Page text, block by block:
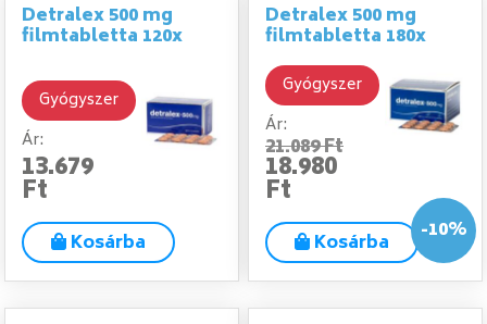
Detralex 500 mg
filmtabletta 120x
Gyógyszer
Ár:
13.679
Ft
Kosárba
Detralex 500 mg
filmtabletta 180x
Gyógyszer
Ár:
21.089 Ft
18.980
Ft
Kosárba -10%